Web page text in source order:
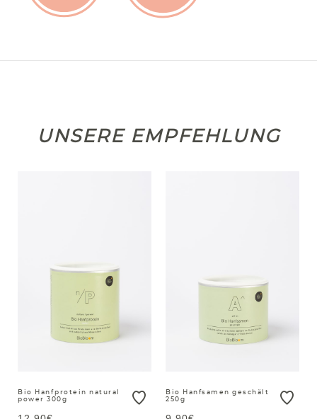
UNSERE EMPFEHLUNG
Bio Hanfprotein natural
power 300g
Bio Hanfsamen geschält
250g